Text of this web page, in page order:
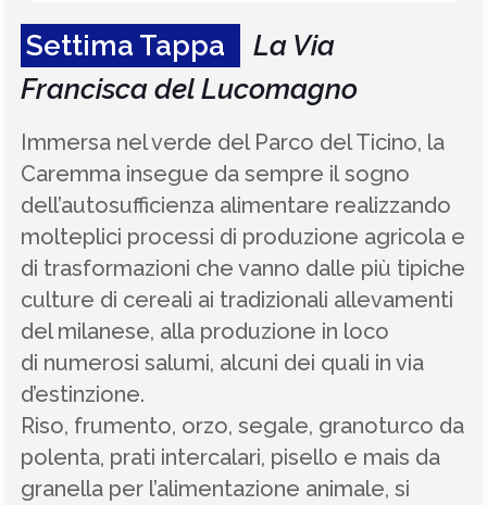
Settima Tappa
La Via
Francisca del Lucomagno
Immersa nel verde del Parco del Ticino, la
Caremma insegue da sempre il sogno
dell’autosufficienza alimentare realizzando
molteplici processi di produzione agricola e
di trasformazioni che vanno dalle più tipiche
culture di cereali ai tradizionali allevamenti
del milanese, alla produzione in loco
di numerosi salumi, alcuni dei quali in via
d’estinzione.
Riso, frumento, orzo, segale, granoturco da
polenta, prati intercalari, pisello e mais da
granella per l’alimentazione animale, si